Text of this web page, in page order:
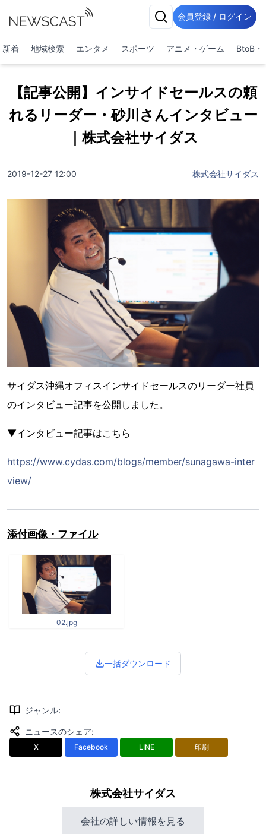
会員登録 / ログイン
新着 地域検索 エンタメ スポーツ アニメ・ゲーム BtoB・
【記事公開】インサイドセールスの頼
れるリーダー・砂川さんインタビュー
｜株式会社サイダス
2019-12-27 12:00 株式会社サイダス
サイダス沖縄オフィスインサイドセールスのリーダー社員
のインタビュー記事を公開しました。
▼インタビュー記事はこちら
https://www.cydas.com/blogs/member/sunagawa-inter
view/
添付画像・ファイル
02.jpg
一括ダウンロード
ジャンル:
ニュースのシェア:
X Facebook LINE 印刷
株式会社サイダス
会社の詳しい情報を見る